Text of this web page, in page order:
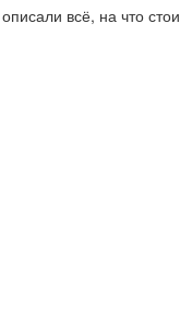
всё, на что